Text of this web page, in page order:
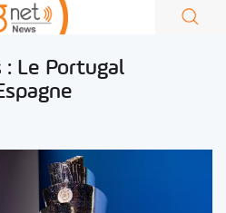
Le Portugal